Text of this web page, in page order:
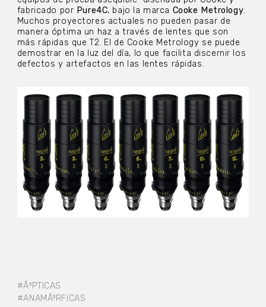
#Ã³PTICAS
#ANAMÃ³RFICAS
fabricado por Pure4C, bajo la marca Cooke Metrology.
Muchos proyectores actuales no pueden pasar de
manera óptima un haz a través de lentes que son
más rápidas que T2. El de Cooke Metrology se puede
demostrar en la luz del día, lo que facilita discernir los
defectos y artefactos en las lentes rápidas.